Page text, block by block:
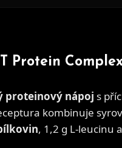
Protein
proteinový nápoj s
kombinuje
, 1,2 g L-leucinu